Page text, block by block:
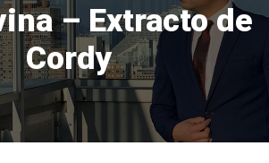
– Extracto de
Cordy